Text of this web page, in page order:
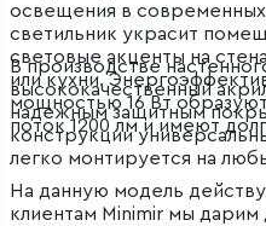
освещения в
светильник украсит
световые акценты на
или кухни.
мощностью 16 Вт
поток 1200 лм и имеют
В производстве
высококачественный
надежным защитным
конструкции
легко монтируется на
На данную модель
клиентам Minimir мы